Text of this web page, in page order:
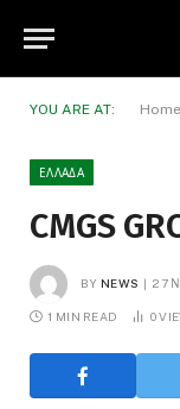
YOU ARE AT: Home
ΕΛΛΆΔΑ
CMGS
BY NEWS 27
1 MIN READ 0